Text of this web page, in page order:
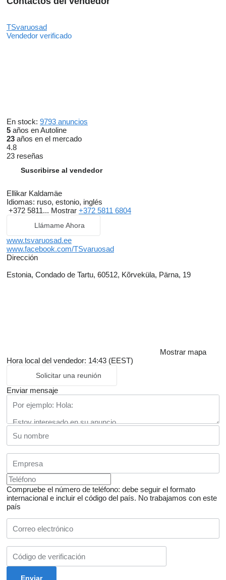
TSvaruosad
Vendedor verificado
En stock: 9793 anuncios
5 años en Autoline
23 años en el mercado
4.8
23 reseñas
Suscribirse al vendedor
Ellikar Kaldamäe
Idiomas: ruso, estonio, inglés
+372 5811... Mostrar +372 5811 6804
Llámame Ahora
www.tsvaruosad.ee
www.facebook.com/TSvaruosad
Dirección
Estonia, Condado de Tartu, 60512, Kõrveküla, Pärna, 19
Mostrar mapa
Hora local del vendedor: 14:43 (EEST)
Solicitar una reunión
Enviar mensaje
Compruebe el número de teléfono: debe seguir el formato
internacional e incluir el código del país. No trabajamos con este
país